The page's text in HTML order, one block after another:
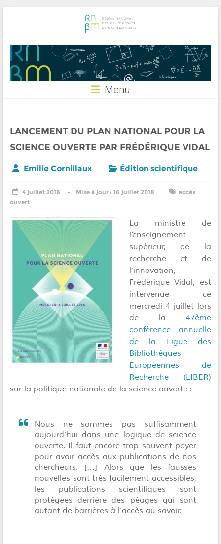
RNBM
Menu
LANCEMENT DU PLAN NATIONAL POUR LA
SCIENCE OUVERTE PAR FRÉDÉRIQUE VIDAL
Emilie Cornillaux Édition scientifique
4 juillet 2018 16 juillet 2018
accès
ouvert
La ministre de
l’enseignement
supérieur, de la
recherche et de
l’innovation,
Frédérique Vidal, est
intervenue ce
mercredi 4 juillet lors
de la47ème
conférence annuelle
de la Ligue des
Bibliothèques
Européennes de
Recherche (LIBER)
sur la politique nationale de la science ouverte :
Nous ne sommes pas suffisamment
aujourd’hui dans une logique de science
ouverte. Il faut encore trop souvent payer
pour avoir accès aux publications de nos
chercheurs. […] Alors que les fausses
nouvelles sont très facilement accessibles,
les publications scientifiques sont
protégées derrière des péages qui sont
autant de barrières à l’accès au savoir.